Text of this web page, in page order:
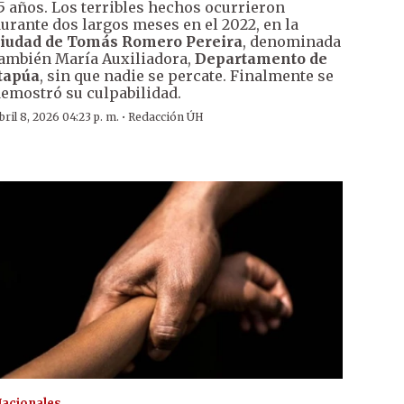
años. Los terribles hechos ocurrieron
dos largos meses en el 2022, en la
de Tomás Romero Pereira, denominada
María Auxiliadora, Departamento de
, sin que nadie se percate. Finalmente se
su culpabilidad.
8, 2026 04:23 p. m. · Redacción ÚH